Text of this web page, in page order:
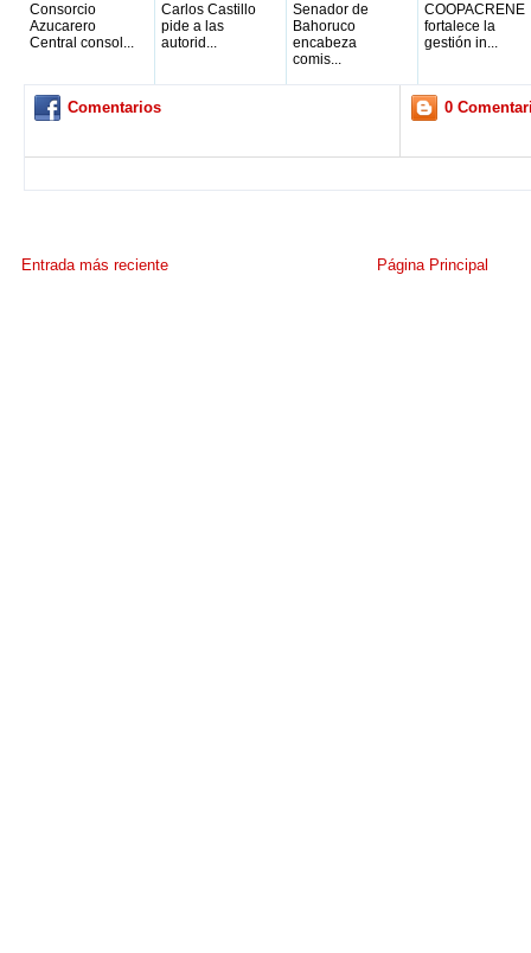
Consorcio
Azucarero
Central consol...
Carlos Castillo
pide a las
autorid...
Senador de
Bahoruco
encabeza
comis...
COOPACRENE
fortalece la
gestión in...
Comentarios 0
Entrada más reciente Página Principal